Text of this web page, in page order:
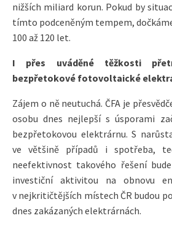
nižších miliard korun. Pokud by
tímto podceněným tempem,
100 až 120 let.
I přes uváděné těžkosti
bezpřetokové fotovoltaické
Zájem o ně neutuchá. ČFA je
osobu dnes nejlepší s úsporami
bezpřetokovou elektrárnu. S
ve většině případů i spotřeba,
neefektivnost takového řešení
investiční aktivitou na obnovu
v nejkritičtějších místech ČR budou
dnes zakázaných elektrárnách.